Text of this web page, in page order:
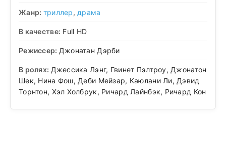
Жанр: триллер, драма
В качестве: Full HD
Режиссер: Джонатан Дэрби
В ролях: Джессика Лэнг, Гвинет Пэлтроу, Джонатон
Шек, Нина Фош, Деби Мейзар, Каюлани Ли, Дэвид
Торнтон, Хэл Холбрук, Ричард Лайнбэк, Ричард Кон